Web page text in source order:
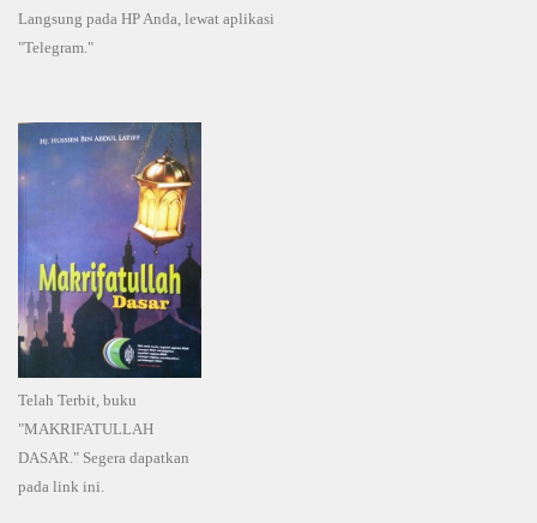
Langsung pada HP Anda, lewat aplikasi
"Telegram."
Telah Terbit, buku
"MAKRIFATULLAH
DASAR." Segera dapatkan
pada link ini.